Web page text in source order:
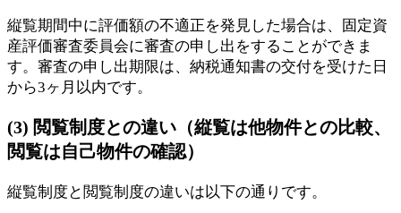
縦覧期間中に評価額の不適正を発見した場合は、固定資
産評価審査委員会に審査の申し出をすることができま
す。審査の申し出期限は、納税通知書の交付を受けた日
から3ヶ月以内です。
(3) 閲覧制度との違い（縦覧は他物件との比較、
閲覧は自己物件の確認）
縦覧制度と閲覧制度の違いは以下の通りです。